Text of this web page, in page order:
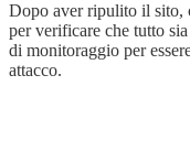
Dopo aver ripulito il sito,
per verificare che tutto
di monitoraggio per
attacco.